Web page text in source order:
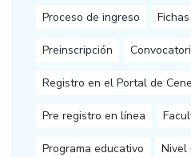
Proceso de ingreso
Preinscripción
Registro en el Portal de
Pre registro en línea
Programa educativo Nivel